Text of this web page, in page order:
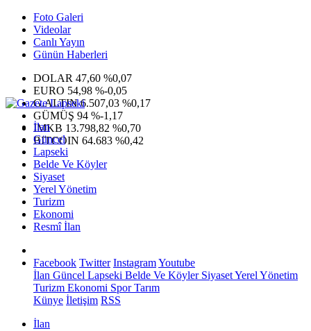
Foto Galeri
Videolar
Canlı Yayın
Günün Haberleri
DOLAR 47,60 %0,07
EURO 54,98 %-0,05
G.ALTIN6.507,03 %0,17
GÜMÜŞ 94 %-1,17
IMKB 13.798,82 %0,70
BITCOIN 64.683 %0,42
İlan
Güncel
Lapseki
Belde Ve Köyler
Siyaset
Yerel Yönetim
Turizm
Ekonomi
Resmî İlan
Facebook Twitter InstagramYoutube
İlan Güncel Lapseki Belde Ve KöylerSiyasetYerel Yönetim
Turizm Ekonomi SporTarım
Künye İletişim RSS
İlan